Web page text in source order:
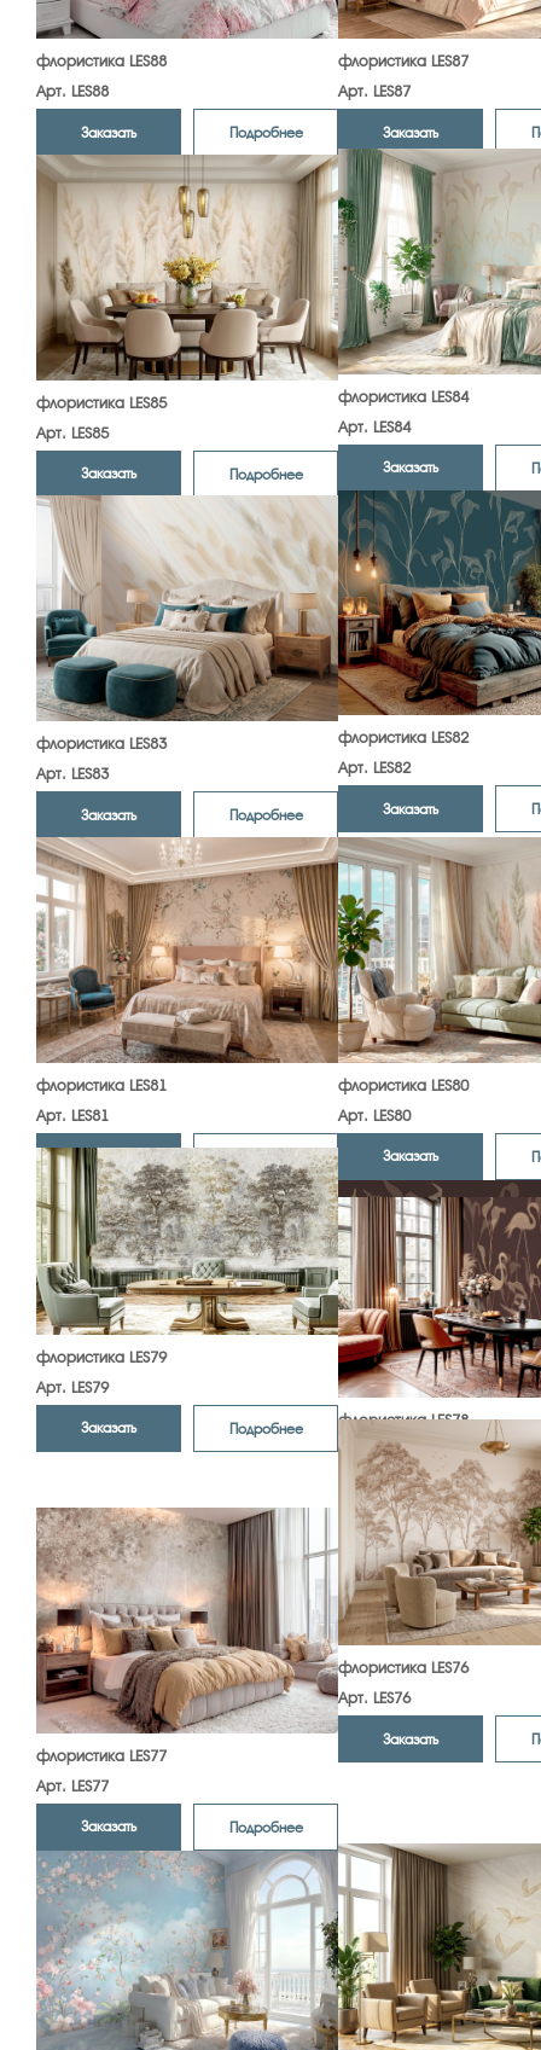
флористика LES88
Арт. LES88
Заказать Подробнее
флористика LES87
Арт. LES87
Заказать
флористика LES85
Арт. LES85
Заказать Подробнее
флористика LES84
Арт. LES84
Заказать
флористика LES83
Арт. LES83
Заказать Подробнее
флористика LES82
Арт. LES82
Заказать
флористика LES81
Арт. LES81
Заказать Подробнее
флористика LES80
Арт. LES80
Заказать
флористика LES79
Арт. LES79
Заказать Подробнее
флористика LES78
Арт. LES78
Заказать
флористика LES77
Арт. LES77
Заказать Подробнее
флористика LES76
Арт. LES76
Заказать